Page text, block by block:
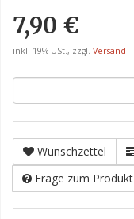
7,90 €
inkl. 19% USt., zzgl. Versand
Wunschzettel
Frage zum Produkt